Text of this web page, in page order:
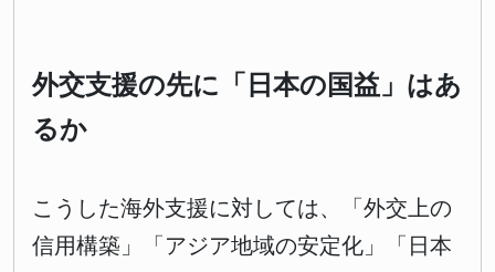
外交支援の先に「日本の国益」はあ
るか
こうした海外支援に対しては、「外交上の
信用構築」「アジア地域の安定化」「日本